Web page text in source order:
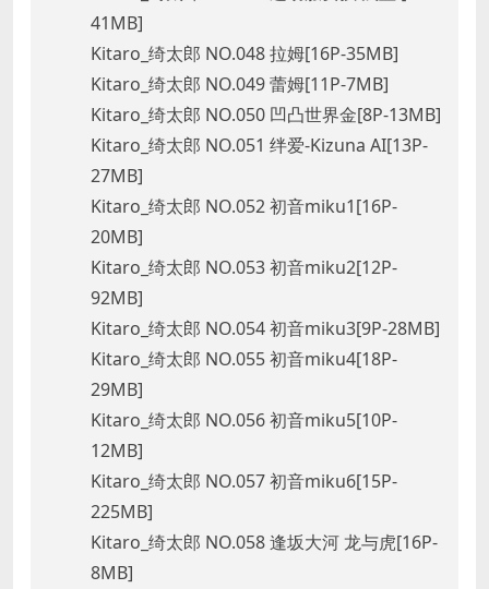
41MB]
Kitaro_绮太郎 NO.048 拉姆[16P-35MB]
Kitaro_绮太郎 NO.049 蕾姆[11P-7MB]
Kitaro_绮太郎 NO.050 凹凸世界金[8P-13MB]
Kitaro_绮太郎 NO.051 绊爱-Kizuna AI[13P-
27MB]
Kitaro_绮太郎 NO.052 初音miku1[16P-
20MB]
Kitaro_绮太郎 NO.053 初音miku2[12P-
92MB]
Kitaro_绮太郎 NO.054 初音miku3[9P-28MB]
Kitaro_绮太郎 NO.055 初音miku4[18P-
29MB]
Kitaro_绮太郎 NO.056 初音miku5[10P-
12MB]
Kitaro_绮太郎 NO.057 初音miku6[15P-
225MB]
Kitaro_绮太郎 NO.058 逢坂大河 龙与虎[16P-
8MB]